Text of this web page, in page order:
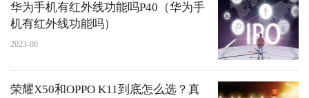
华为手机有红外线功能吗P40（华为手
机有红外线功能吗）
2023-08
荣耀X50和OPPO K11到底怎么选？真